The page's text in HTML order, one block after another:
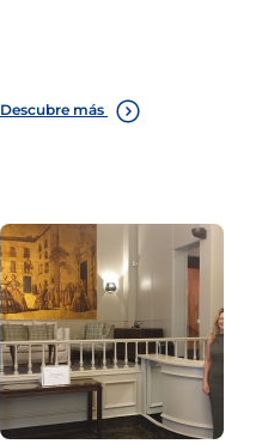
Descubre más